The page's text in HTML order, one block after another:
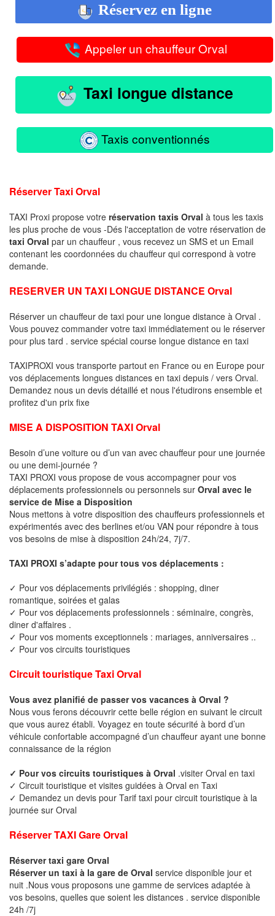
Réservez en ligne
Appeler un chauffeur Orval
Taxi longue distance
Taxis conventionnés
Réserver Taxi Orval
TAXI Proxi propose votre réservation taxis Orval à tous les taxis
les plus proche de vous -Dés l'acceptation de votre réservation de
taxi Orval par un chauffeur , vous recevez un SMS et un Email
contenant les coordonnées du chauffeur qui correspond à votre
demande.
RESERVER UN TAXI LONGUE DISTANCE Orval
Réserver un chauffeur de taxi pour une longue distance à Orval .
Vous pouvez commander votre taxi immédiatement ou le réserver
pour plus tard . service spécial course longue distance en taxi
TAXIPROXI vous transporte partout en France ou en Europe pour
vos déplacements longues distances en taxi depuis / vers Orval.
Demandez nous un devis détaillé et nous l'étudirons ensemble et
profitez d'un prix fixe
MISE A DISPOSITION TAXI Orval
Besoin d’une voiture ou d’un van avec chauffeur pour une journée
ou une demi-journée ?
TAXI PROXI vous propose de vous accompagner pour vos
déplacements professionnels ou personnels sur Orval avec le
service de Mise a Disposition
Nous mettons à votre disposition des chauffeurs professionnels et
expérimentés avec des berlines et/ou VAN pour répondre à tous
vos besoins de mise à disposition 24h/24, 7j/7.
TAXI PROXI s’adapte pour tous vos déplacements :
✓ Pour vos déplacements privilégiés : shopping, diner
romantique, soirées et galas
✓ Pour vos déplacements professionnels : séminaire, congrès,
diner d'affaires .
✓ Pour vos moments exceptionnels : mariages, anniversaires ..
✓ Pour vos circuits touristiques
Circuit touristique Taxi Orval
Vous avez planifié de passer vos vacances à Orval ?
Nous vous ferons découvrir cette belle région en suivant le circuit
que vous aurez établi. Voyagez en toute sécurité à bord d’un
véhicule confortable accompagné d’un chauffeur ayant une bonne
connaissance de la région
✓ Pour vos circuits touristiques à Orval .visiter Orval en taxi
✓ Circuit touristique et visites guidées à Orval en Taxi
✓ Demandez un devis pour Tarif taxi pour circuit touristique à la
journée sur Orval
Réserver TAXI Gare Orval
Réserver taxi gare Orval
Réserver un taxi à la gare de Orval service disponible jour et
nuit .Nous vous proposons une gamme de services adaptée à
vos besoins, quelles que soient les distances . service disponible
24h /7j